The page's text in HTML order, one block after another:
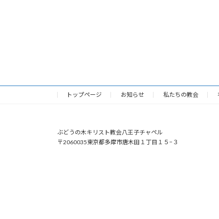
トップページ お知らせ 私たちの教会
ぶどうの木キリスト教会八王子チャペル
〒2060035東京都多摩市唐木田１丁目１５−３